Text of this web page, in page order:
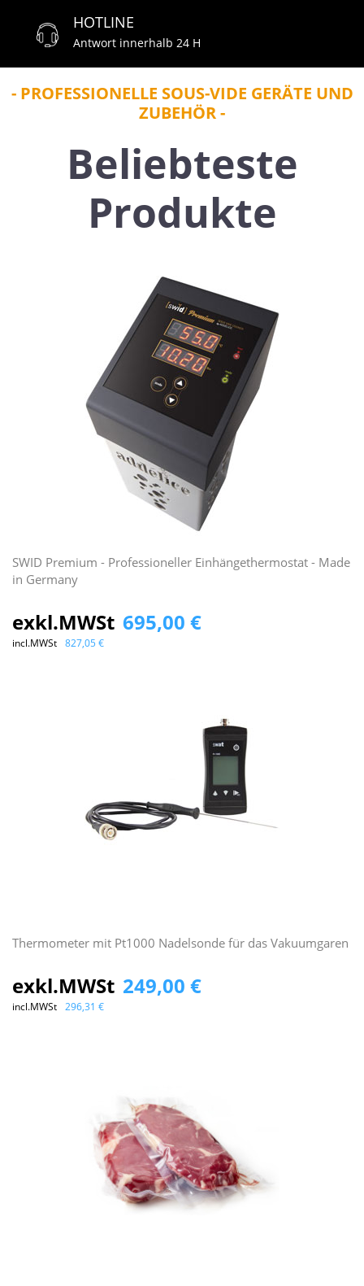
HOTLINE
Antwort innerhalb 24 H
PROFESSIONELLE SOUS-VIDE GERÄTE UND
ZUBEHÖR
Beliebteste
Produkte
SWID Premium - Professioneller Einhängethermostat - Made
in Germany
exkl.MWSt 695,00 €
incl.MWSt 827,05 €
Thermometer mit Pt1000 Nadelsonde für das Vakuumgaren
exkl.MWSt 249,00 €
incl.MWSt 296,31 €